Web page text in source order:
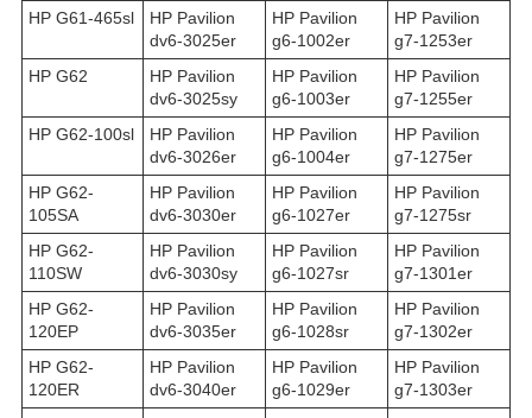
HP G61-465sl
HP Pavilion
dv6-3025er
HP Pavilion
g6-1002er
HP Pavilion
g7-1253er
HP G62
HP Pavilion
dv6-3025sy
HP Pavilion
g6-1003er
HP Pavilion
g7-1255er
HP G62-100sl
HP Pavilion
dv6-3026er
HP Pavilion
g6-1004er
HP Pavilion
g7-1275er
HP G62-
105SA
HP Pavilion
dv6-3030er
HP Pavilion
g6-1027er
HP Pavilion
g7-1275sr
HP G62-
110SW
HP Pavilion
dv6-3030sy
HP Pavilion
g6-1027sr
HP Pavilion
g7-1301er
HP G62-
120EP
HP Pavilion
dv6-3035er
HP Pavilion
g6-1028sr
HP Pavilion
g7-1302er
HP G62-
120ER
HP Pavilion
dv6-3040er
HP Pavilion
g6-1029er
HP Pavilion
g7-1303er